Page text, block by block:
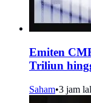
Emiten
Triliun
Saham•3 jam